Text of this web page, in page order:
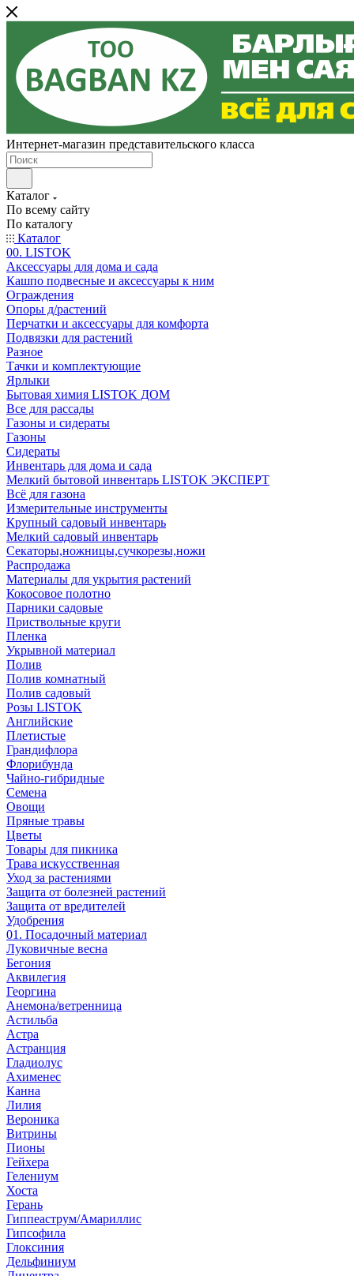
Интернет-магазин представительского класса
Каталог
По всему сайту
По каталогу
Каталог
00. LISTOK
Аксессуары для дома и сада
Кашпо подвесные и аксессуары к ним
Ограждения
Опоры д/растений
Перчатки и аксессуары для комфорта
Подвязки для растений
Разное
Тачки и комплектующие
Ярлыки
Бытовая химия LISTOK ДОМ
Все для рассады
Газоны и сидераты
Газоны
Сидераты
Инвентарь для дома и сада
Мелкий бытовой инвентарь LISTOK ЭКСПЕРТ
Всё для газона
Измерительные инструменты
Крупный садовый инвентарь
Мелкий садовый инвентарь
Секаторы,ножницы,сучкорезы,ножи
Распродажа
Материалы для укрытия растений
Кокосовое полотно
Парники садовые
Приствольные круги
Пленка
Укрывной материал
Полив
Полив комнатный
Полив садовый
Розы LISTOK
Английские
Плетистые
Грандифлора
Флорибунда
Чайно-гибридные
Семена
Овощи
Пряные травы
Цветы
Товары для пикника
Трава искусственная
Уход за растениями
Защита от болезней растений
Защита от вредителей
Удобрения
01. Посадочный материал
Луковичные весна
Бегония
Аквилегия
Георгина
Анемона/ветренница
Астильба
Астра
Астранция
Гладиолус
Ахименес
Канна
Лилия
Вероника
Витрины
Пионы
Гейхера
Гелениум
Хоста
Герань
Гиппеаструм/Амариллис
Гипсофила
Глоксиния
Дельфиниум